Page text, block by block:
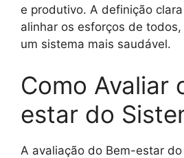
e produtivo. A definição
alinhar os esforços de
um sistema mais saudável.
Como Avaliar
estar do
A avaliação do Bem-estar